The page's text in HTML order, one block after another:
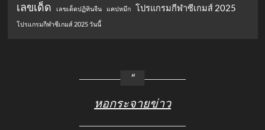
เลขเด็ด เลขเด็ดปฏิทินจีน แคปหมึก โปรแกรมกีฬาซีเกมส์ 2025
โปรแกรมกีฬาซีเกมส์ 2025 วันนี้
หอกระจายข่าว